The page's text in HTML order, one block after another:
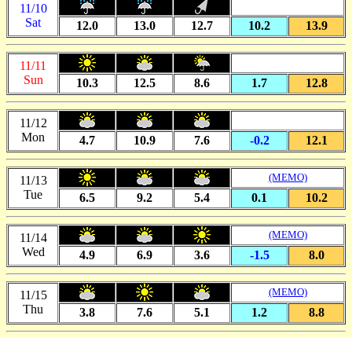
11/10
Sat
12.0 13.0 12.7 10.2 13.9
11/11
Sun
10.3 12.5 8.6 1.7 12.8
11/12
Mon
4.7 10.9 7.6 -0.2 12.1
11/13
Tue
(MEMO)
6.5 9.2 5.4 0.1 10.2
11/14
Wed
(MEMO)
4.9 6.9 3.6 -1.5 8.0
11/15
Thu
(MEMO)
3.8 7.6 5.1 1.2 8.8